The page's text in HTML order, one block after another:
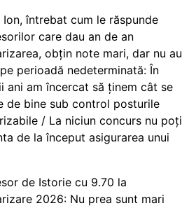
Ion, întrebat cum le răspunde
care dau an de an
obțin note mari, dar nu au
perioadă nedeterminată: În
ani am încercat să ținem cât se
de bine sub control posturile
/ La niciun concurs nu poți
de la început asigurarea unui
de Istorie cu 9.70 la
2026: Nu prea sunt mari